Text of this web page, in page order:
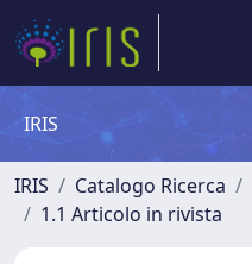
IRIS
IRIS Catalogo Ricerca
1.1 Articolo in rivista